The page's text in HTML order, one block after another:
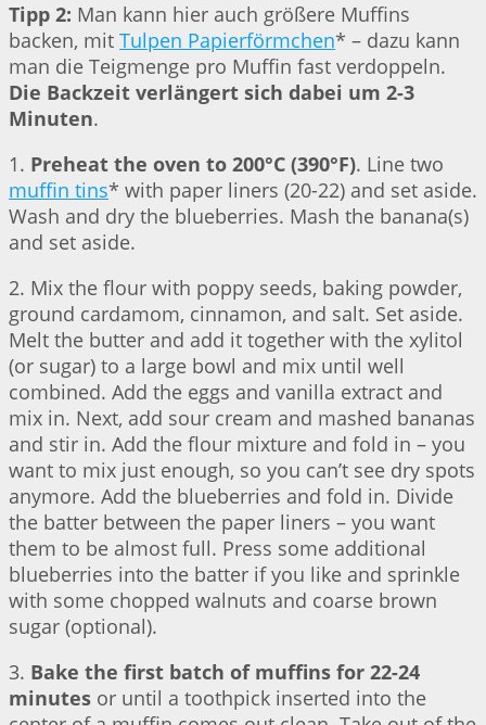
Tipp 2: Man kann hier auch größere Muffins
backen, mit Tulpen Papierförmchen* – dazu kann
man die Teigmenge pro Muffin fast verdoppeln.
Die Backzeit verlängert sich dabei um 2-3
Minuten.
1. Preheat the oven to 200°C (390°F). Line two
muffin tins* with paper liners (20-22) and set aside.
Wash and dry the blueberries. Mash the banana(s)
and set aside.
2. Mix the flour with poppy seeds, baking powder,
ground cardamom, cinnamon, and salt. Set aside.
Melt the butter and add it together with the xylitol
(or sugar) to a large bowl and mix until well
combined. Add the eggs and vanilla extract and
mix in. Next, add sour cream and mashed bananas
and stir in. Add the flour mixture and fold in – you
want to mix just enough, so you can’t see dry spots
anymore. Add the blueberries and fold in. Divide
the batter between the paper liners – you want
them to be almost full. Press some additional
blueberries into the batter if you like and sprinkle
with some chopped walnuts and coarse brown
sugar (optional).
3. Bake the first batch of muffins for 22-24
minutes or until a toothpick inserted into the